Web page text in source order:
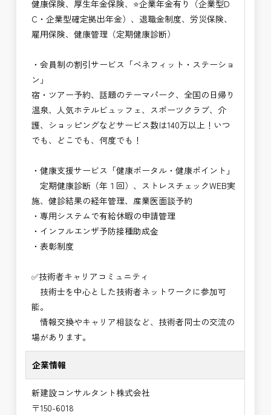
健康保険、厚生年金保険、⭐企業年金有り（企業型D
C・企業型確定拠出年金）、退職金制度、労災保険、
雇用保険、健康管理（定期健康診断）
・会員制の割引サービス「ベネフィット・ステーショ
ン」
宿・ツアー予約、話題のテーマパーク、全国の日帰り
温泉、人気ホテルビュッフェ、スポーツクラブ、介
護、ショッピングなどサービス数は140万以上！いつ
でも、どこでも、何度でも！
・健康支援サービス「健康ポータル・健康ポイント」
定期健康診断（年１回）、ストレスチェックWEB実
施、健診結果の経年管理、産業医面談予約
・専用システムで有給休暇の申請管理
・インフルエンザ予防接種助成⾦
・表彰制度
✅技術者キャリアコミュニティ
技術士を中心とした技術者ネットワークに参加可
能。
情報交換やキャリア相談など、技術者同士の交流の
場があります。
企業情報
新建設コンサルタント株式会社
〒150-6018